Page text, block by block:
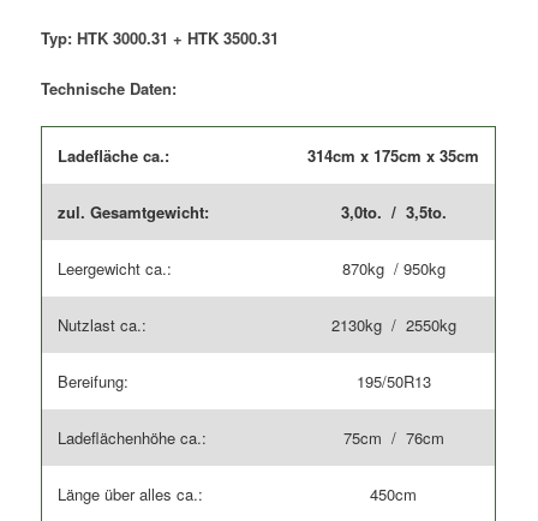
Typ: HTK 3000.31 + HTK 3500.31
Technische Daten:
Ladefläche ca.: 314cm x 175cm x 35cm
zul. Gesamtgewicht: 3,0to. / 3,5to.
Leergewicht ca.: 870kg / 950kg
Nutzlast ca.: 2130kg / 2550kg
Bereifung: 195/50R13
Ladeflächenhöhe ca.: 75cm / 76cm
Länge über alles ca.: 450cm